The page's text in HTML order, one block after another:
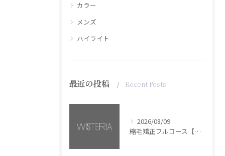
カラー
メンズ
ハイライト
最近の投稿 Recent Posts
2026/08/09
縮毛矯正フルコース【銀座・美容室WISTERIA】